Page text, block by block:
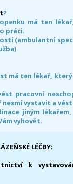
?
má ten
práci.
(ambulantní
má ten lékař,
pracovní
vystavit a
jiným
vyhovět.
LÉČBY:
k